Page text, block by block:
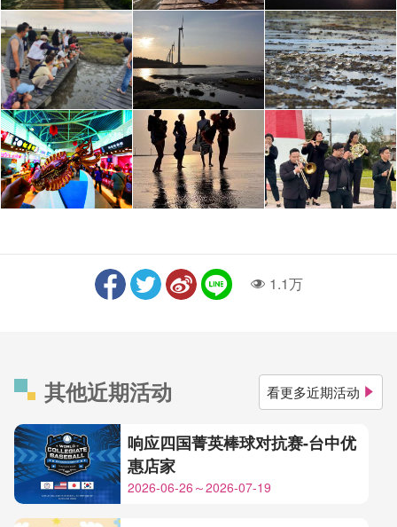
人气1.1万
其他近期活动 看更多近期活动
响应四国菁英棒球对抗赛-台中优
惠店家
2026-06-26～2026-07-19